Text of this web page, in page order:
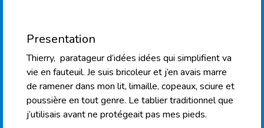
Presentation
Thierry, paratageur d’idées idées qui simplifient va
vie en fauteuil. Je suis bricoleur et j’en avais marre
de ramener dans mon lit, limaille, copeaux, sciure et
poussière en tout genre. Le tablier traditionnel que
j’utilisais avant ne protégeait pas mes pieds.